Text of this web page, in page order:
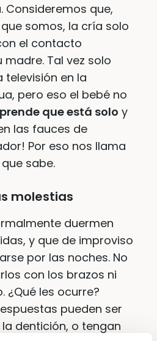
Consideremos que,
somos, la cría solo
el contacto
Tal vez solo
televisión en la
pero eso el bebé no
que está solo y
las fauces de
Por eso nos llama
sabe.
molestias
duermen
y que de improviso
por las noches. No
con los brazos ni
¿Qué les ocurre?
pueden ser
dentición, o tengan